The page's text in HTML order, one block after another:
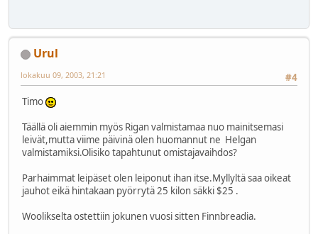
Urul
#4
lokakuu 09, 2003, 21:21
Timo
Täällä oli aiemmin myös Rigan valmistamaa nuo mainitsemasi
leivät,mutta viime päivinä olen huomannut ne Helgan
valmistamiksi.Olisiko tapahtunut omistajavaihdos?
Parhaimmat leipäset olen leiponut ihan itse.Myllyltä saa oikeat
jauhot eikä hintakaan pyörrytä 25 kilon säkki $25 .
Woolikselta ostettiin jokunen vuosi sitten Finnbreadia.